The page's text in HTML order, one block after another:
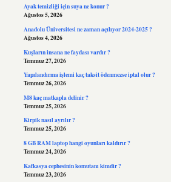
Ayak temizliği için suya ne konur ?
Ağustos 5, 2026
Anadolu Üniversitesi ne zaman açılıyor 2024-2025 ?
Ağustos 4, 2026
Kuşların insana ne faydası vardır ?
Temmuz 27, 2026
Yapılandırma işlemi kaç taksit ödenmezse iptal olur ?
Temmuz 26, 2026
M8 kaç matkapla delinir ?
Temmuz 25, 2026
Kirpik nasıl ayrılır ?
Temmuz 25, 2026
8 GB RAM laptop hangi oyunları kaldırır ?
Temmuz 24, 2026
Kafkasya cephesinin komutanı kimdir ?
Temmuz 23, 2026